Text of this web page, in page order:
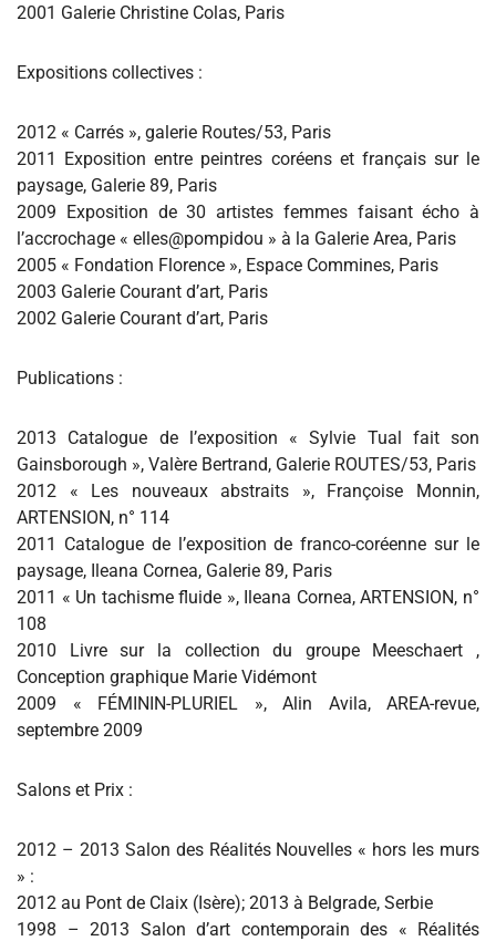
2001 Galerie Christine Colas, Paris
Expositions collectives :
2012 « Carrés », galerie Routes/53, Paris
2011 Exposition entre peintres coréens et français sur le
paysage, Galerie 89, Paris
2009 Exposition de 30 artistes femmes faisant écho à
l’accrochage « elles@pompidou » à la Galerie Area, Paris
2005 « Fondation Florence », Espace Commines, Paris
2003 Galerie Courant d’art, Paris
2002 Galerie Courant d’art, Paris
Publications :
2013 Catalogue de l’exposition « Sylvie Tual fait son
Gainsborough », Valère Bertrand, Galerie ROUTES/53, Paris
2012 « Les nouveaux abstraits », Françoise Monnin,
ARTENSION, n° 114
2011 Catalogue de l’exposition de franco-coréenne sur le
paysage, Ileana Cornea, Galerie 89, Paris
2011 « Un tachisme fluide », Ileana Cornea, ARTENSION, n°
108
2010 Livre sur la collection du groupe Meeschaert ,
Conception graphique Marie Vidémont
2009 « FÉMININ-PLURIEL », Alin Avila, AREA-revue,
septembre 2009
Salons et Prix :
2012 – 2013 Salon des Réalités Nouvelles « hors les murs
» :
2012 au Pont de Claix (Isère); 2013 à Belgrade, Serbie
1998 – 2013 Salon d’art contemporain des « Réalités